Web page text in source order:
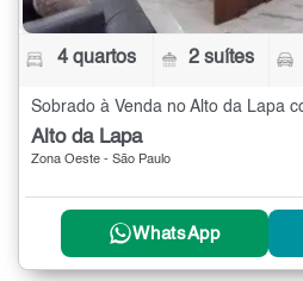
4 quartos 2 suítes
Sobrado à Venda no Alto da Lapa
Alto da Lapa
Zona Oeste - São Paulo
WhatsApp